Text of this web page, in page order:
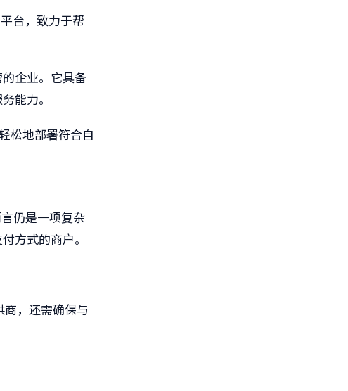
台，致力于帮
企业。它具备
能力。
松地部署符合自
仍是一项复杂
方式的商户。
，还需确保与